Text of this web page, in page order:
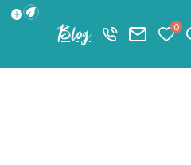
Afficher la barre de
Blog +33 5 46
Nous0